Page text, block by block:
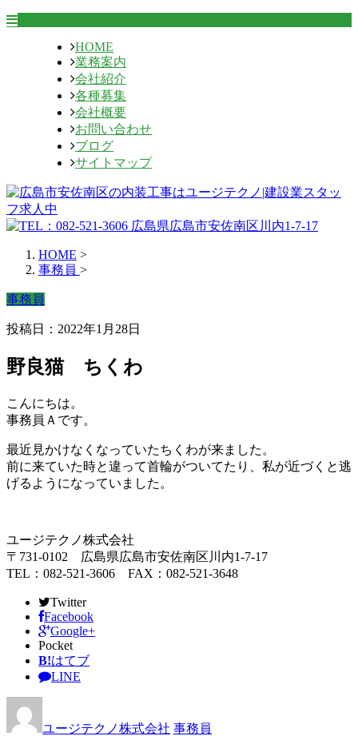
HOME
業務案内
会社紹介
各種募集
会社概要
お問い合わせ
ブログ
サイトマップ
HOME >
事務員 >
事務員
投稿日：2022年1月28日
野良猫 ちくわ
こんにちは。
事務員Ａです。
最近見かけなくなっていたちくわが来ました。
前に来ていた時と違って首輪がついてたり、私が近づくと逃
げるようになっていました。
ユージテクノ株式会社
〒731-0102 広島県広島市安佐南区川内1-7-17
TEL：082-521-3606 FAX：082-521-3648
Twitter
Facebook
Google+
Pocket
B!はてブ
LINE
ユージテクノ株式会社 事務員